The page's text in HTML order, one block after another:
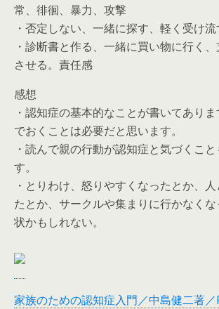
常、徘徊、暴力、攻撃
・否定しない、一緒に探す、軽く受け流
・診断書と作る、一緒に買い物に行く
させる。責任感
感想
・認知症の基本的なことが書いてあり
でおくことは必要だと思います。
・読んで親の行動が認知症と気づくこ
す。
・とりわけ、怒りやすくなったとか、
たとか、サークルや集まりに行かなく
状かもしれない。
家族のための認知症入門／中島健二著